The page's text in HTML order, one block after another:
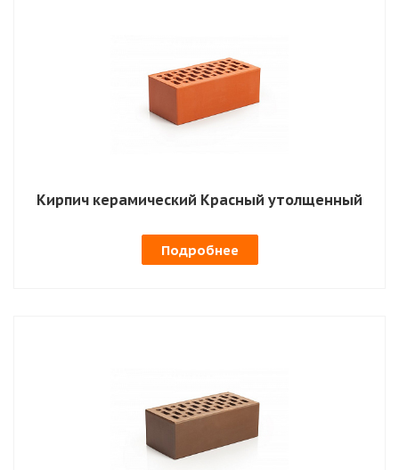
Кирпич керамический Красный утолщенный
Подробнее